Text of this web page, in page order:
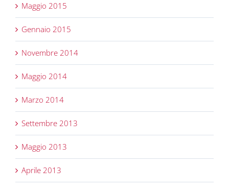
Maggio 2015
Gennaio 2015
Novembre 2014
Maggio 2014
Marzo 2014
Settembre 2013
Maggio 2013
Aprile 2013